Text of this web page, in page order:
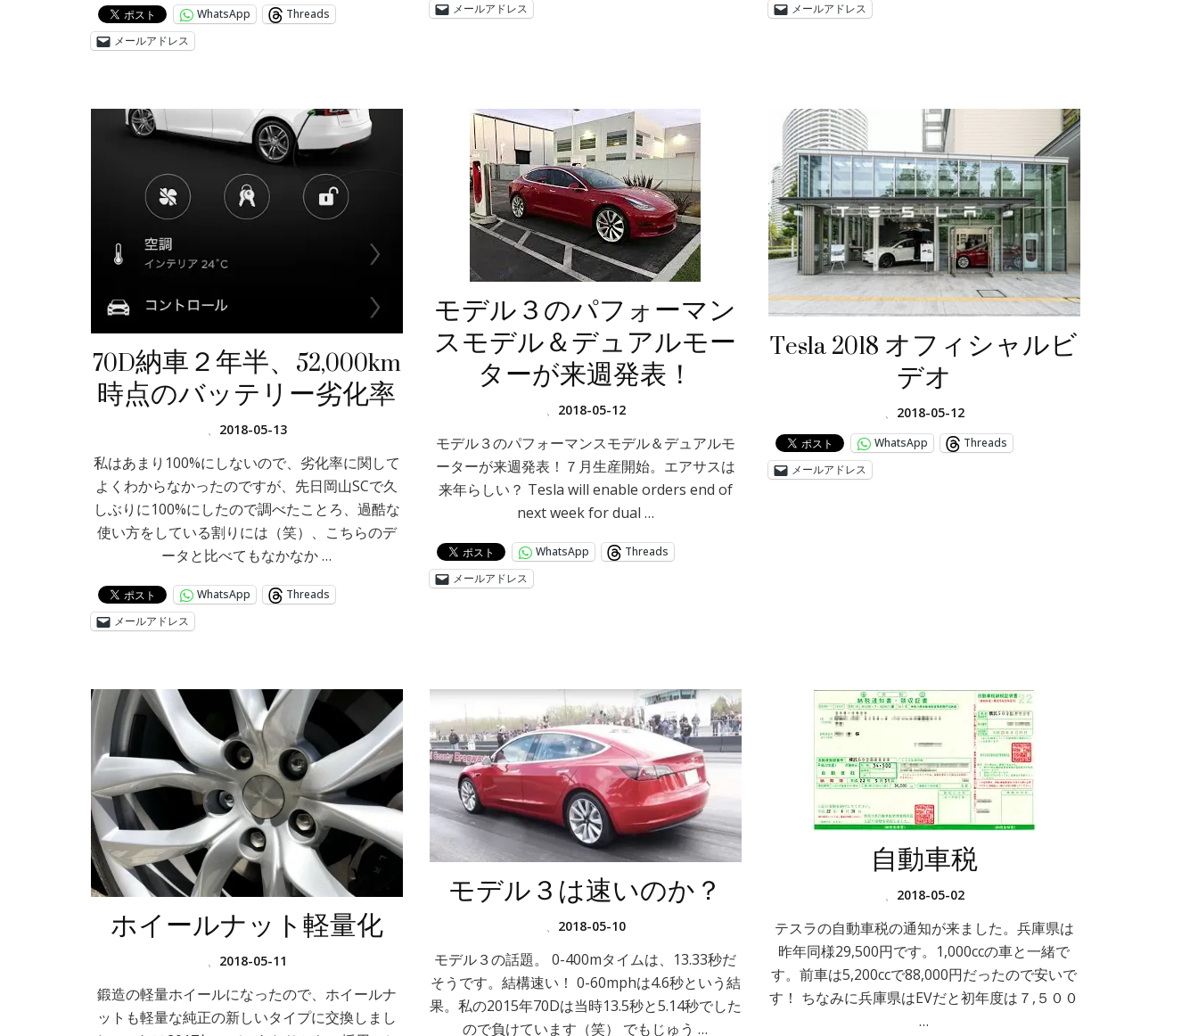
WhatsApp
Threads
メールアドレス
メールアドレス
メールアドレス
70D納車２年半、52,000km
時点のバッテリー劣化率
、 2018-05-13
私はあまり100%にしないので、劣化率に関して
よくわからなかったのですが、先日岡山SCで久
しぶりに100%にしたので調べたことろ、過酷な
使い方をしている割りには（笑）、こちらのデ
ータと比べてもなかなか …
WhatsApp
Threads
メールアドレス
モデル３のパフォーマン
スモデル＆デュアルモー
ターが来週発表！
2018-05-12
モデル３のパフォーマンスモデル＆デュアルモ
ーターが来週発表！７月生産開始。エアサスは
来年らしい？ Tesla will enable orders end of
next week for dual …
WhatsApp
Threads
メールアドレス
Tesla 2018 オフィシャルビ
デオ
、 2018-05-12
WhatsApp
Threads
メールアドレス
ホイールナット軽量化
、 2018-05-11
鍛造の軽量ホイールになったので、ホイールナ
ットも軽量な純正の新しいタイプに交換しまし
モデル３は速いのか？
2018-05-10
モデル３の話題。 0-400mタイムは、13.33秒だ
そうです。結構速い！ 0-60mphは4.6秒という結
果。私の2015年70Dは当時13.5秒と5.14秒でした
ので負けています（笑） でもじゅう …
自動車税
、 2018-05-02
テスラの自動車税の通知が来ました。兵庫県は
昨年同様29,500円です。1,000ccの車と一緒で
す。前車は5,200ccで88,000円だったので安いで
す！ ちなみに兵庫県はEVだと初年度は７,５００
…